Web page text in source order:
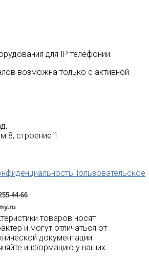
для IP телефонии
возможна только с активной
8, строение 1
Пользовательское
44-66
товаров носят
и могут отличаться от
документации
информацию у наших